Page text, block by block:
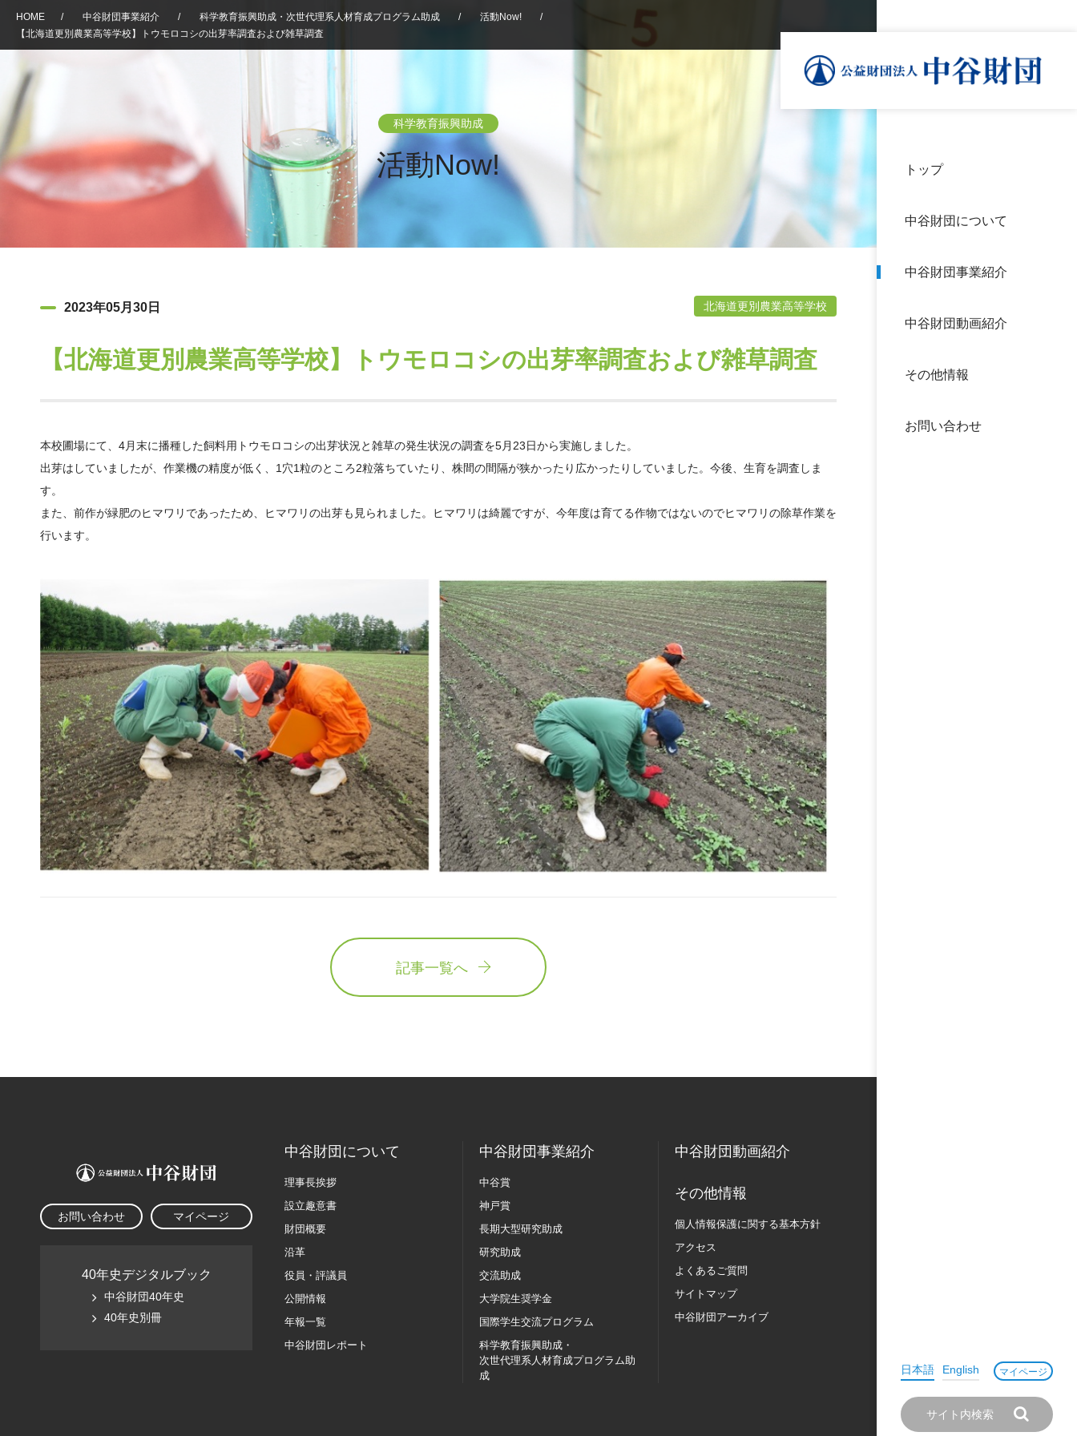
トップ
中谷財団について
中谷財団事業紹介
中谷財団動画紹介
その他情報
お問い合わせ
日本語 English マイページ
HOME / 中谷財団事業紹介 / 科学教育振興助成・次世代理系人材育成プログラム助成 / 活動Now!
/
【北海道更別農業高等学校】トウモロコシの出芽率調査および雑草調査
科学教育振興助成
活動Now!
2023年05月30日 北海道更別農業高等学校
【北海道更別農業高等学校】トウモロコシの出芽率調査および雑草調査
本校圃場にて、4月末に播種した飼料用トウモロコシの出芽状況と雑草の発生状況の調査を5月23日から実施しました。
出芽はしていましたが、作業機の精度が低く、1穴1粒のところ2粒落ちていたり、株間の間隔が狭かったり広かったりしていました。今後、生育を調査しま
す。
また、前作が緑肥のヒマワリであったため、ヒマワリの出芽も見られました。ヒマワリは綺麗ですが、今年度は育てる作物ではないのでヒマワリの除草作業を
行います。
記事一覧へ
お問い合わせ マイページ
40年史デジタルブック
中谷財団40年史
40年史別冊
中谷財団について
理事長挨拶
設立趣意書
財団概要
沿革
役員・評議員
公開情報
年報一覧
中谷財団レポート
中谷財団事業紹介
中谷賞
神戸賞
長期大型研究助成
研究助成
交流助成
大学院生奨学金
国際学生交流プログラム
科学教育振興助成・
次世代理系人材育成プログラム助
成
中谷財団動画紹介
その他情報
個人情報保護に関する基本方針
アクセス
よくあるご質問
サイトマップ
中谷財団アーカイブ